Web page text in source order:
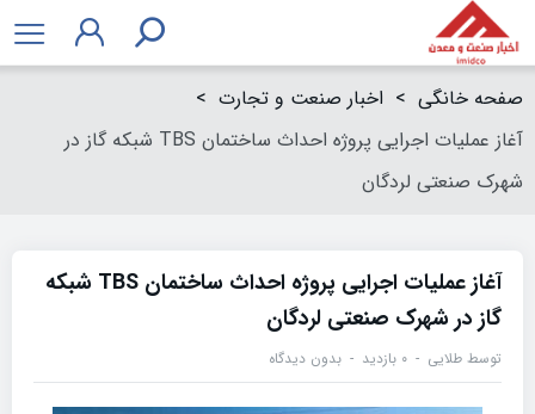
صفحه خانگی > اخبار صنعت و تجارت >
آغاز عملیات اجرایی پروژه احداث ساختمان TBS شبکه گاز در
شهرک صنعتی لردگان
آغاز عملیات اجرایی پروژه احداث ساختمان TBS شبکه
گاز در شهرک صنعتی لردگان
توسط طلایی ۰ بازدید بدون دیدگاه